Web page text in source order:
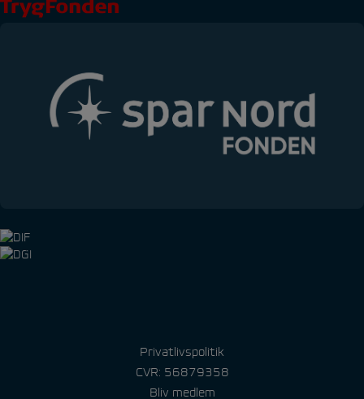
Privatlivspolitik
CVR: 56879358
Bliv medlem